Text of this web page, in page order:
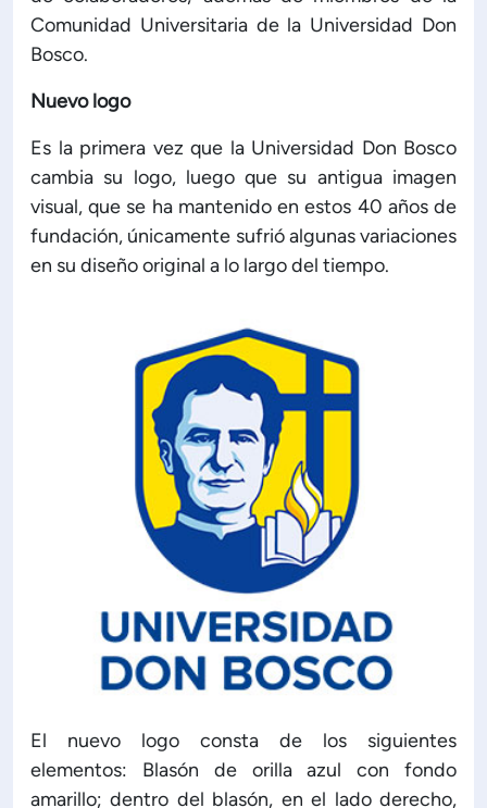
Comunidad Universitaria de la Universidad Don
Bosco.
Nuevo logo
Es la primera vez que la Universidad Don Bosco
cambia su logo, luego que su antigua imagen
visual, que se ha mantenido en estos 40 años de
fundación, únicamente sufrió algunas variaciones
en su diseño original a lo largo del tiempo.
El nuevo logo consta de los siguientes
elementos: Blasón de orilla azul con fondo
amarillo; dentro del blasón, en el lado derecho,